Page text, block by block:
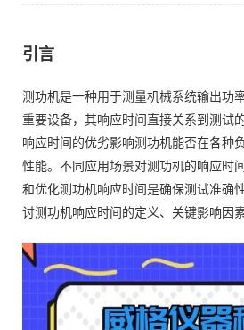
引言
测功机是一种用于测量机械系统输出功
重要设备，其响应时间直接关系到测试
响应时间的优劣影响测功机能否在各种
性能。不同应用场景对测功机的响应时
和优化测功机响应时间是确保测试准确
讨测功机响应时间的定义、关键影响因